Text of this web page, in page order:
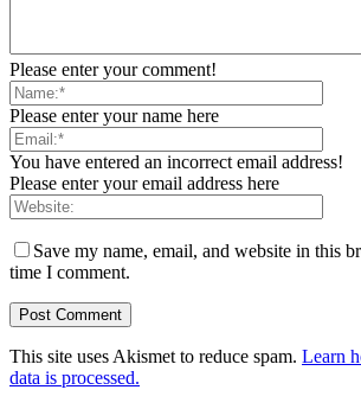
Please enter your comment!
Please enter your name here
You have entered an incorrect email address!
Please enter your email address here
Save my name, email, and website in this
time I comment.
This site uses Akismet to reduce spam. Learn
data is processed.